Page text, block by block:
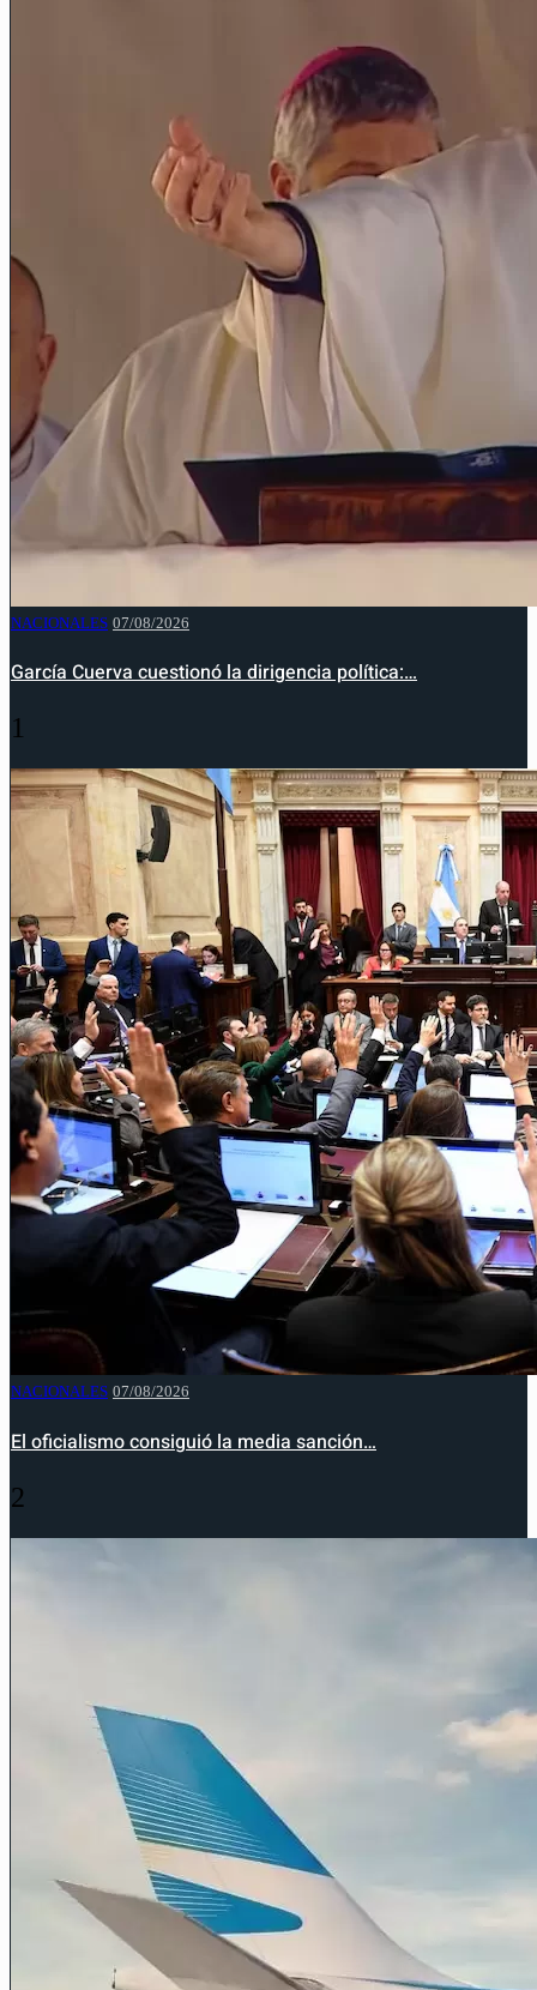
NACIONALES 07/08/2026
García Cuerva cuestionó la dirigencia política:…
1
NACIONALES 07/08/2026
El oficialismo consiguió la media sanción…
2